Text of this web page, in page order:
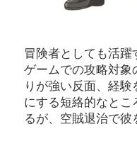
冒険者としても活
ゲームでの攻略対象
りが強い反面、経
にする短絡的なとこ
るが、空賊退治で彼